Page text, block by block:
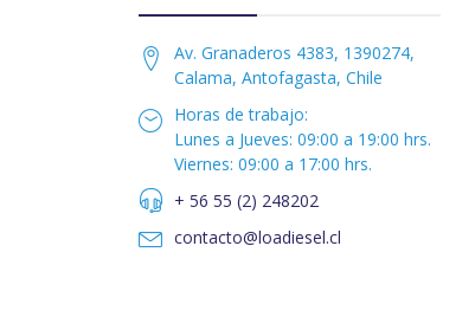
Av. Granaderos 4383, 1390274,
Calama, Antofagasta, Chile
Horas de trabajo:
Lunes a Jueves: 09:00 a 19:00 hrs.
Viernes: 09:00 a 17:00 hrs.
+ 56 55 (2) 248202
contacto@loadiesel.cl